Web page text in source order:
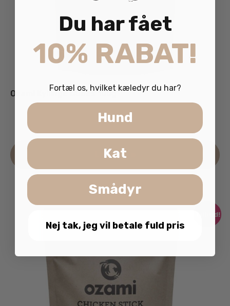
Ozami Kyllinge Cubes 100g
29.95kr.inkl. moms
Læs mere
Tilbud!
Du har fået
10% RABAT!
Fortæl os, hvilket kæledyr du har?
Hund
Kat
Smådyr
Nej tak, jeg vil betale fuld pris